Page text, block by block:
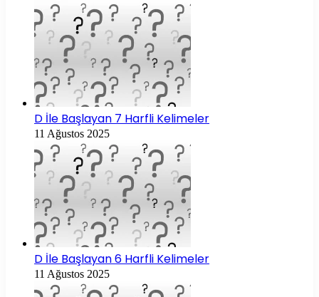
D İle Başlayan 7 Harfli Kelimeler
11 Ağustos 2025
D İle Başlayan 6 Harfli Kelimeler
11 Ağustos 2025